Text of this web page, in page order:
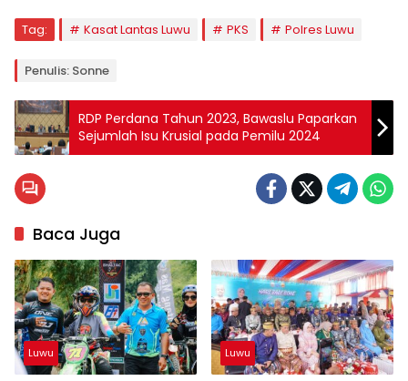
Tag: Kasat Lantas Luwu PKS Polres Luwu
Penulis: Sonne
RDP Perdana Tahun 2023, Bawaslu Paparkan
Sejumlah Isu Krusial pada Pemilu 2024
Baca Juga
Luwu Luwu